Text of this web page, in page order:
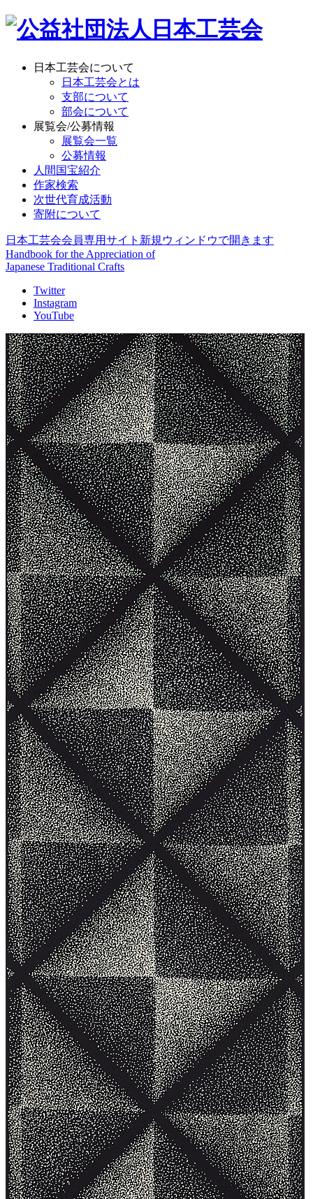
日本工芸会について
日本工芸会とは
支部について
部会について
展覧会/公募情報
展覧会一覧
公募情報
人間国宝紹介
作家検索
次世代育成活動
寄附について
日本工芸会会員専用サイト 新規ウィンドウで開きます
Handbook for the Appreciation of
Japanese Traditional Crafts
Twitter
Instagram
YouTube